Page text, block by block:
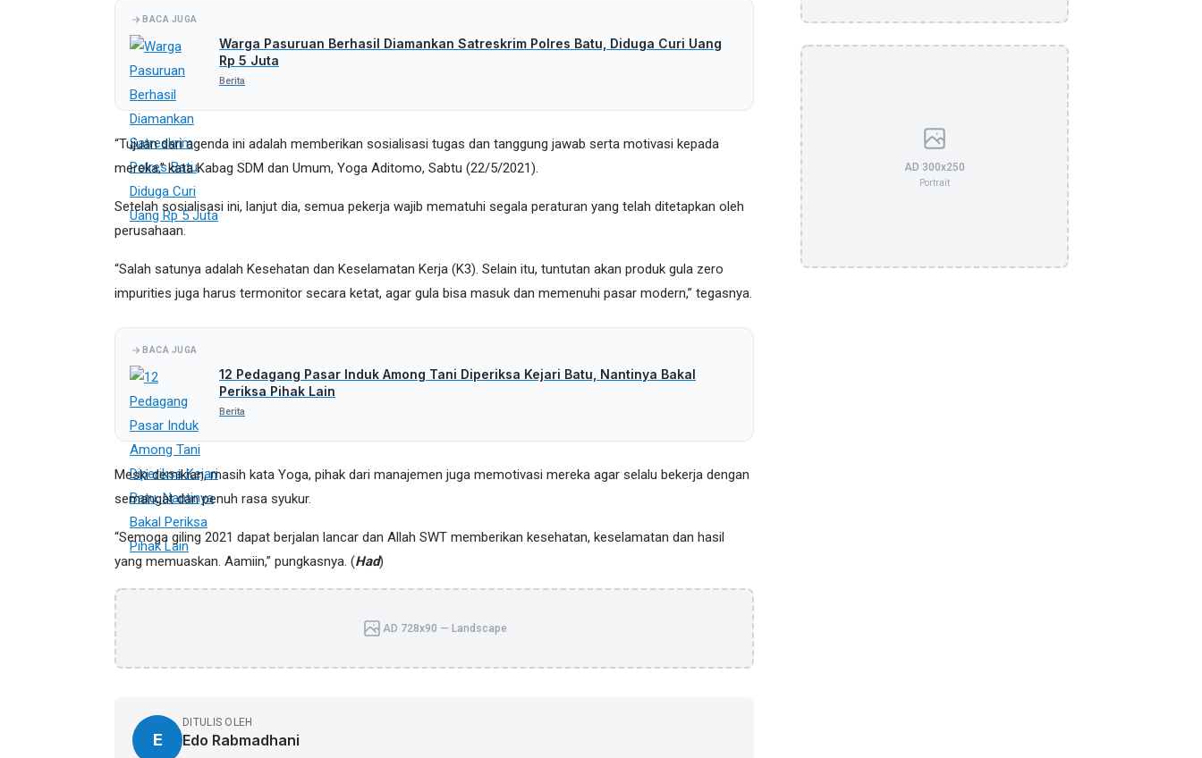
BACA JUGA
Warga Pasuruan Berhasil Diamankan Satreskrim Polres Batu, Diduga Curi Uang
Rp 5 Juta
Berita
“Tujuan dari agenda ini adalah memberikan sosialisasi tugas dan tanggung jawab serta motivasi kepada
mereka,” kata Kabag SDM dan Umum, Yoga Aditomo, Sabtu (22/5/2021).
Setelah sosialisasi ini, lanjut dia, semua pekerja wajib mematuhi segala peraturan yang telah ditetapkan oleh
perusahaan.
“Salah satunya adalah Kesehatan dan Keselamatan Kerja (K3). Selain itu, tuntutan akan produk gula zero
impurities juga harus termonitor secara ketat, agar gula bisa masuk dan memenuhi pasar modern,” tegasnya.
BACA JUGA
12 Pedagang Pasar Induk Among Tani Diperiksa Kejari Batu, Nantinya Bakal
Periksa Pihak Lain
Berita
Meski demikian, masih kata Yoga, pihak dari manajemen juga memotivasi mereka agar selalu bekerja dengan
semangat dan penuh rasa syukur.
“Semoga giling 2021 dapat berjalan lancar dan Allah SWT memberikan kesehatan, keselamatan dan hasil
yang memuaskan. Aamiin,” pungkasnya. (Had)
AD 728x90 — Landscape
E
DITULIS OLEH
Edo Rabmadhani
AD 300x250
Portrait